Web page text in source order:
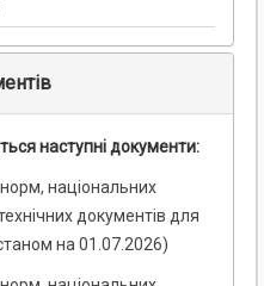
наступні документи:
національних
документів для
на 01.07.2026)